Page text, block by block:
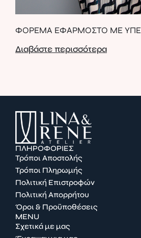
ΦΟΡΕΜΑ ΕΦΑΡΜΟΣΤΟ ΜΕ
Διαβάστε περισσότερα
ΠΛΗΡΟΦΟΡΙΕΣ
Τρόποι Αποστολής
Τρόποι Πληρωμής
Πολιτική Επιστροφών
Πολιτική Απορρήτου
Όροι & Προϋποθέσεις
MENU
Σχετικά με μας